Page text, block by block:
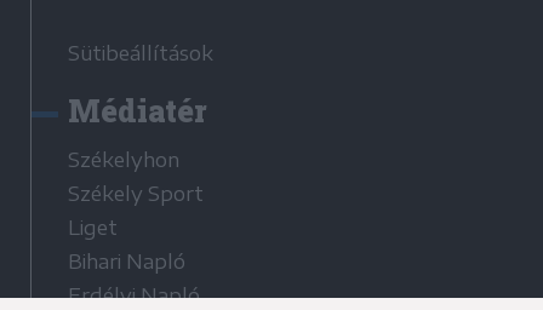
Sütibeállítások
Médiatér
Székelyhon
Székely Sport
Liget
Bihari Napló
Erdélyi Napló